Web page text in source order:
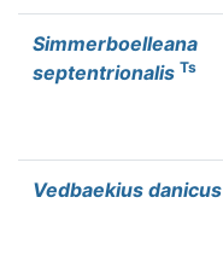
Simmerboelleana
septentrionalis Ts
Vedbaekius danicus